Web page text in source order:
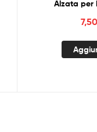
Alzata per
7,50